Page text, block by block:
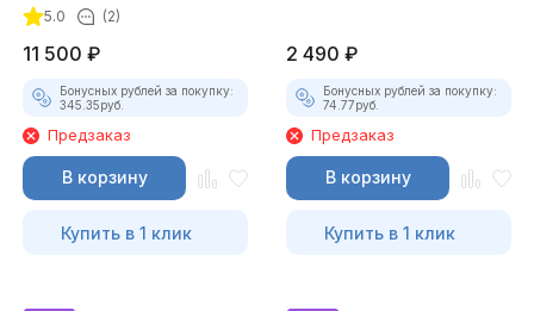
5.0 (2)
11 500 ₽
Бонусных рублей за покупку:
345.35руб.
Предзаказ
В корзину
Купить в 1 клик
2 490 ₽
Бонусных рублей за покупку:
74.77руб.
Предзаказ
В корзину
Купить в 1 клик